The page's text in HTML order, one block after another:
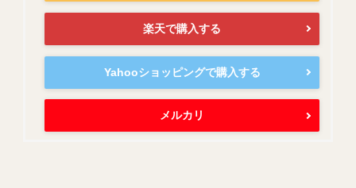
楽天で購入する
Yahooショッピングで購入する
メルカリ